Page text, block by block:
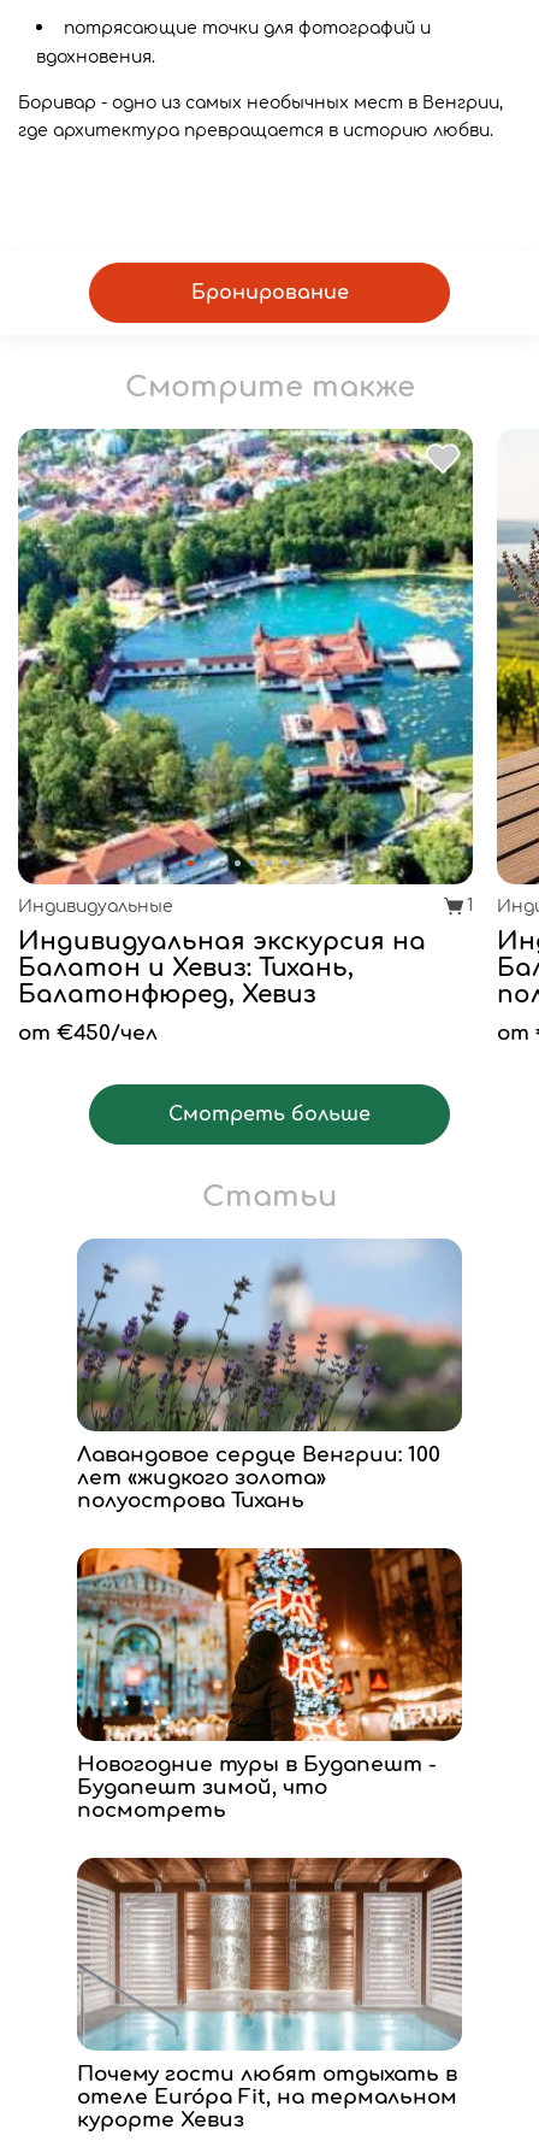
потрясающие точки для фотографий и
вдохновения.
Боривар - одно из самых необычных мест в Венгрии,
где архитектура превращается в историю любви.
Бронирование
Смотрите также
Индивидуальные 1
Индивидуальная экскурсия на
Балатон и Хевиз: Тихань,
Балатонфюред, Хевиз
от €450/чел от
Смотреть больше
Статьи
Лавандовое сердце Венгрии: 100
лет «жидкого золота»
полуострова Тихань
Новогодние туры в Будапешт -
Будапешт зимой, что
посмотреть
Почему гости любят отдыхать в
отеле Európa Fit, на термальном
курорте Хевиз